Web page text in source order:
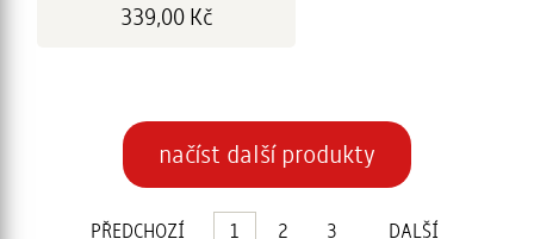
339,00 Kč
Stránkování
načíst další produkty
PŘEDCHOZÍ 1 2 3 DALŠÍ